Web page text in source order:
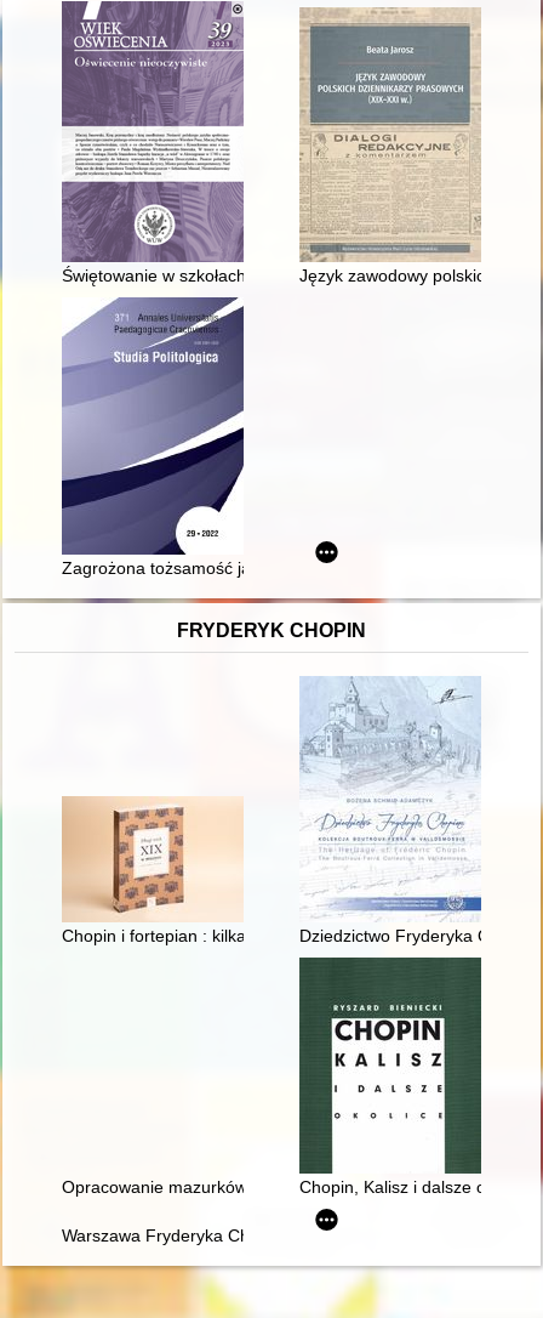
Świętowanie w szkołach KEN Język zawodowy polskich
Zagrożona tożsamość jako element narodowego populizmu :
FRYDERYK CHOPIN
Chopin i fortepian : kilka uwag o relacji człowieka z
Dziedzictwo Fryderyka
Opracowanie mazurków Chopina w redakcji Zygmunta
Chopin, Kalisz i dalsze okolice
Warszawa Fryderyka Chopina